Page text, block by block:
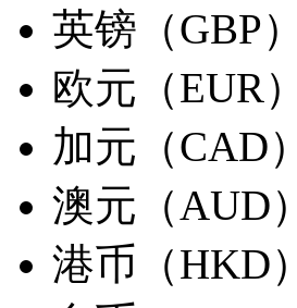
英镑（GBP）
欧元（EUR）
加元（CAD）
澳元（AUD）
港币（HKD）